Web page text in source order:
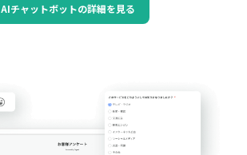
AIチャットボットの詳細を見る